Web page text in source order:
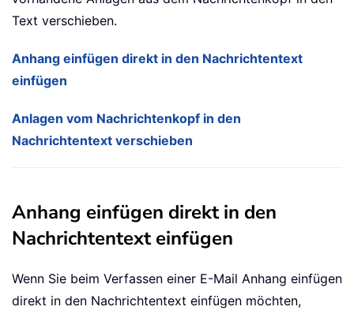
Text verschieben.
Anhang einfügen direkt in den Nachrichtentext
einfügen
Anlagen vom Nachrichtenkopf in den
Nachrichtentext verschieben
Anhang einfügen direkt in den
Nachrichtentext einfügen
Wenn Sie beim Verfassen einer E-Mail Anhang einfügen
direkt in den Nachrichtentext einfügen möchten,